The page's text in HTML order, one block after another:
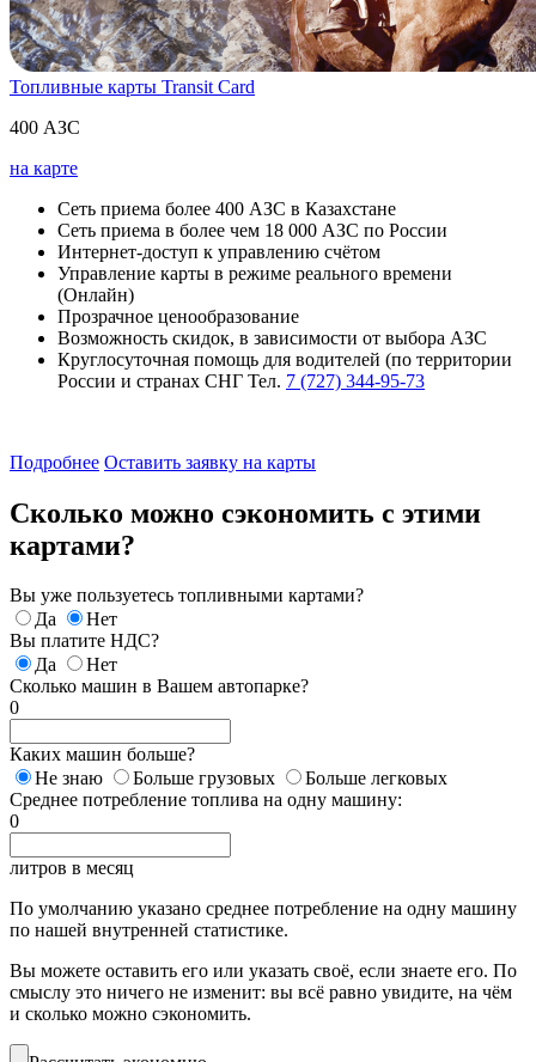
Топливные карты Transit Card
400 АЗС
на карте
Сеть приема более 400 АЗС в Казахстане
Cеть приема в более чем 18 000 АЗС по России
Интернет-доступ к управлению счётом
Управление карты в режиме реального времени
(Онлайн)
Прозрачное ценообразование
Возможность скидок, в зависимости от выбора АЗС
Круглосуточная помощь для водителей (по территории
России и странах СНГ Тел. 7 (727) 344-95-73
Подробнее Оставить заявку на карты
Сколько можно сэкономить с этими
картами?
Вы уже пользуетесь топливными картами?
Да
Нет
Вы платите НДС?
Да
Нет
Сколько машин в Вашем автопарке?
0
Каких машин больше?
Не знаю
Больше грузовых
Больше легковых
Среднее потребление топлива на одну машину:
0
литров в месяц
По умолчанию указано среднее потребление на одну машину
по нашей внутренней статистике.
Вы можете оставить его или указать своё, если знаете его. По
смыслу это ничего не изменит: вы всё равно увидите, на чём
и сколько можно сэкономить.